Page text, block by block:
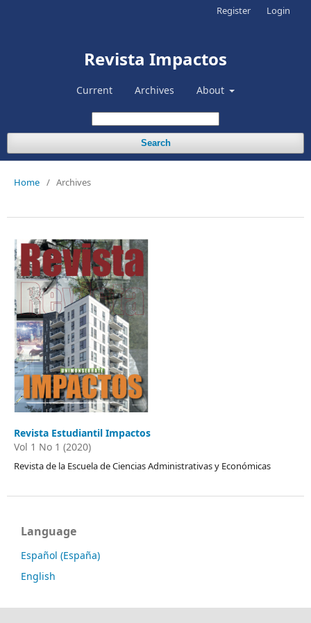
Revista Impactos
Current Archives About
Search
Register Login
Home / Archives
Revista Estudiantil Impactos
Vol 1 No 1 (2020)
Revista de la Escuela de Ciencias Administrativas y Económicas
Language
Español (España)
English